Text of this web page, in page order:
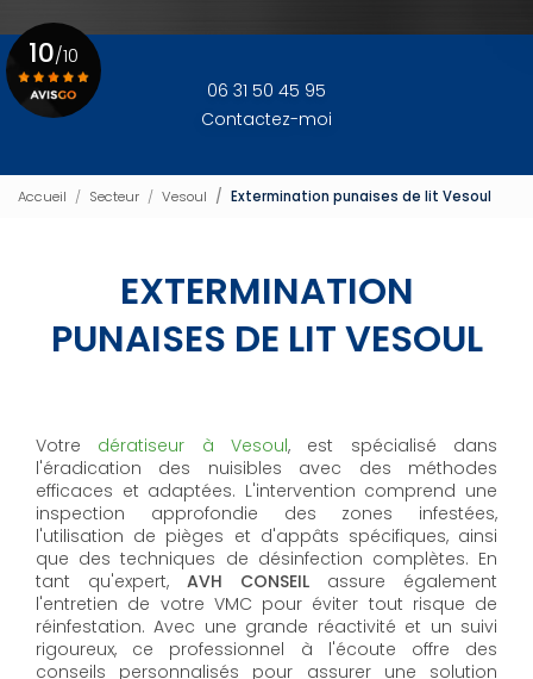
06 31 50 45 95
Contactez-moi
10/10
Accueil Secteur Vesoul Extermination punaises de lit Vesoul
EXTERMINATION
PUNAISES DE LIT VESOUL
Votre dératiseur à Vesoul, est spécialisé dans
l'éradication des nuisibles avec des méthodes
efficaces et adaptées. L'intervention comprend une
inspection approfondie des zones infestées,
l'utilisation de pièges et d'appâts spécifiques, ainsi
que des techniques de désinfection complètes. En
tant qu'expert, AVH CONSEIL assure également
l'entretien de votre VMC pour éviter tout risque de
réinfestation. Avec une grande réactivité et un suivi
rigoureux, ce professionnel à l'écoute offre des
conseils personnalisés pour assurer une solution